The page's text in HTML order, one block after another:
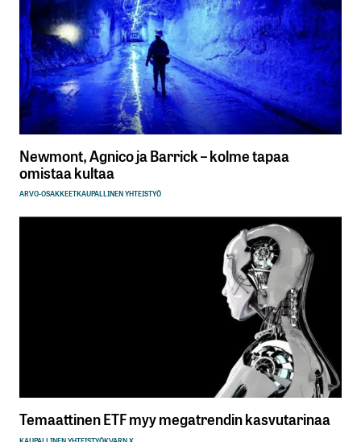
Newmont, Agnico ja Barrick – kolme tapaa
omistaa kultaa
ARVO-OSAKKEETKAUPALLINEN YHTEISTYÖ
Temaattinen ETF myy megatrendin kasvutarinaa